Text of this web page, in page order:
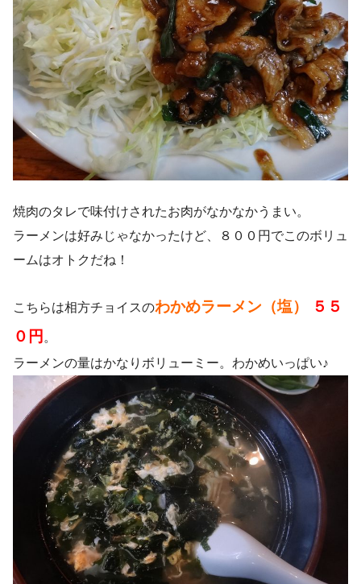
焼肉のタレで味付けされたお肉がなかなかうまい。
ラーメンは好みじゃなかったけど、８００円でこのボリュ
ームはオトクだね！
こちらは相方チョイスのわかめラーメン（塩）
５５
０円 。
ラーメンの量はかなりボリューミー。わかめいっぱい♪